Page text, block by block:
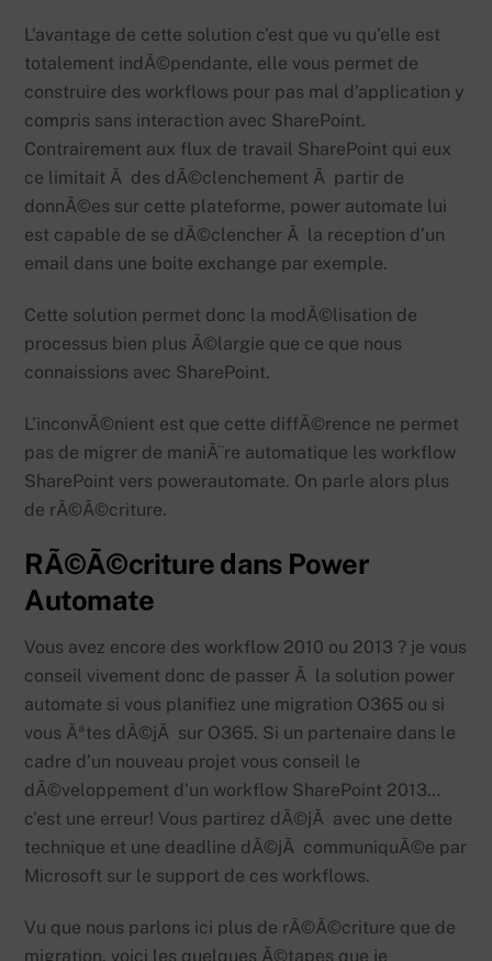
L’avantage de cette solution c’est que vu qu’elle est
totalement indÃ©pendante, elle vous permet de
construire des workflows pour pas mal d’application y
compris sans interaction avec SharePoint.
Contrairement aux flux de travail SharePoint qui eux
ce limitait Ã des dÃ©clenchement Ã partir de
donnÃ©es sur cette plateforme, power automate lui
est capable de se dÃ©clencher Ã la reception d’un
email dans une boite exchange par exemple.
Cette solution permet donc la modÃ©lisation de
processus bien plus Ã©largie que ce que nous
connaissions avec SharePoint.
L’inconvÃ©nient est que cette diffÃ©rence ne permet
pas de migrer de maniÃ¨re automatique les workflow
SharePoint vers powerautomate. On parle alors plus
de rÃ©Ã©criture.
RÃ©Ã©criture dans Power
Automate
Vous avez encore des workflow 2010 ou 2013 ? je vous
conseil vivement donc de passer Ã la solution power
automate si vous planifiez une migration O365 ou si
vous Ãªtes dÃ©jÃ sur O365. Si un partenaire dans le
cadre d’un nouveau projet vous conseil le
dÃ©veloppement d’un workflow SharePoint 2013…
c’est une erreur! Vous partirez dÃ©jÃ avec une dette
technique et une deadline dÃ©jÃ communiquÃ©e par
Microsoft sur le support de ces workflows.
Vu que nous parlons ici plus de rÃ©Ã©criture que de
migration, voici les quelques Ã©tapes que je